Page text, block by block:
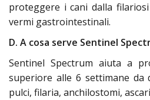
proteggere i cani dalla
vermi gastrointestinali.
D. A cosa serve Sentinel
Sentinel Spectrum aiuta a
superiore alle 6 settimane da
pulci, filaria, anchilostomi,